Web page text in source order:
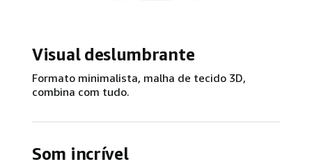
Visual deslumbrante
Formato minimalista, malha de tecido 3D,
combina com tudo.
Som incrível